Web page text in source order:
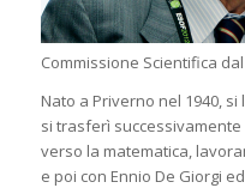
Commissione Scientifica dal
Nato a Priverno nel 1940, si
si trasferì
verso la matematica,
e poi con Ennio De Giorgi